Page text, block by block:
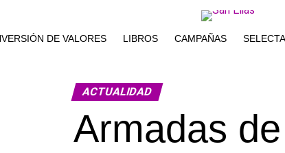
DE VALORES LIBROS CAMPAÑAS
ACTUALIDAD
Armadas